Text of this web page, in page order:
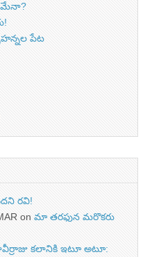
పేట
రవి!
on మా తరఫున మరొకరు
కలానికి ఇటూ అటూ: